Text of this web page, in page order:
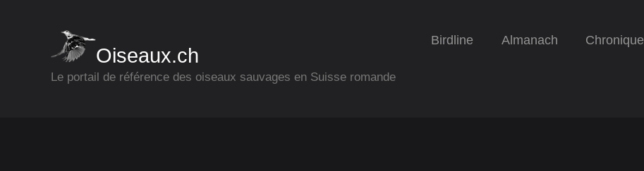
Oiseaux.ch
Le portail de référence des oiseaux sauvages en Suisse romande
Birdline Almanach Chronique